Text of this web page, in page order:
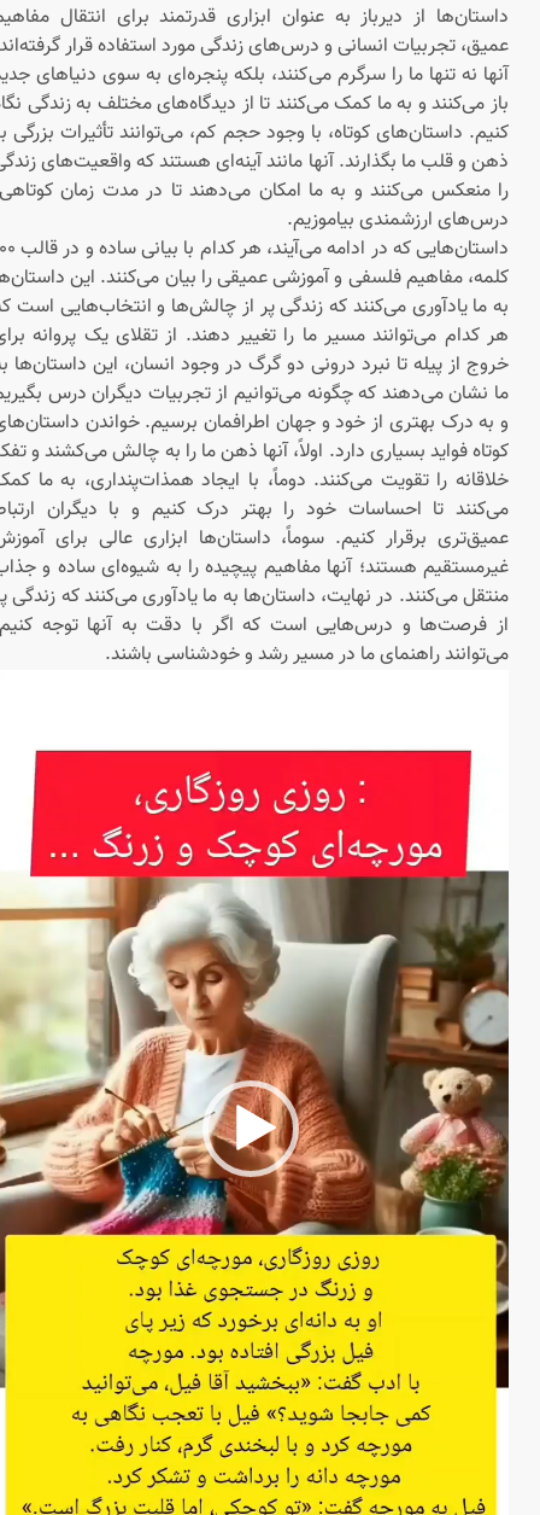
داستان‌ها از دیرباز به عنوان ابزاری قدرتمند برای انتقال مفاهیم
عمیق، تجربیات انسانی و درس‌های زندگی مورد استفاده قرار گرفته‌اند.
آنها نه تنها ما را سرگرم می‌کنند، بلکه پنجره‌ای به سوی دنیاهای جدید
باز می‌کنند و به ما کمک می‌کنند تا از دیدگاه‌های مختلف به زندگی نگاه
کنیم. داستان‌های کوتاه، با وجود حجم کم، می‌توانند تأثیرات بزرگی بر
ذهن و قلب ما بگذارند. آنها مانند آینه‌ای هستند که واقعیت‌های زندگی
را منعکس می‌کنند و به ما امکان می‌دهند تا در مدت زمان کوتاهی،
درس‌های ارزشمندی بیاموزیم.
داستان‌هایی که در ادامه می‌آیند، هر کدام با بیانی ساده و در قالب ۱۰۰
کلمه، مفاهیم فلسفی و آموزشی عمیقی را بیان می‌کنند. این داستان‌ها
به ما یادآوری می‌کنند که زندگی پر از چالش‌ها و انتخاب‌هایی است که
هر کدام می‌توانند مسیر ما را تغییر دهند. از تقلای یک پروانه برای
خروج از پیله تا نبرد درونی دو گرگ در وجود انسان، این داستان‌ها به
ما نشان می‌دهند که چگونه می‌توانیم از تجربیات دیگران درس بگیریم
و به درک بهتری از خود و جهان اطرافمان برسیم. خواندن داستان‌های
کوتاه فواید بسیاری دارد. اولاً، آنها ذهن ما را به چالش می‌کشند و تفکر
خلاقانه را تقویت می‌کنند. دوماً، با ایجاد همذات‌پنداری، به ما کمک
می‌کنند تا احساسات خود را بهتر درک کنیم و با دیگران ارتباط
عمیق‌تری برقرار کنیم. سوماً، داستان‌ها ابزاری عالی برای آموزش
غیرمستقیم هستند؛ آنها مفاهیم پیچیده را به شیوه‌ای ساده و جذاب
منتقل می‌کنند. در نهایت، داستان‌ها به ما یادآوری می‌کنند که زندگی پر
از فرصت‌ها و درس‌هایی است که اگر با دقت به آنها توجه کنیم،
می‌توانند راهنمای ما در مسیر رشد و خودشناسی باشند.